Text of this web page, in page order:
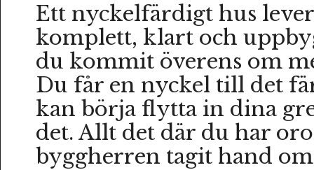
Ett nyckelfärdigt hus
komplett, klart och
du kommit överens om
Du får en nyckel till det
kan börja flytta in dina
det. Allt det där du har
byggherren tagit hand